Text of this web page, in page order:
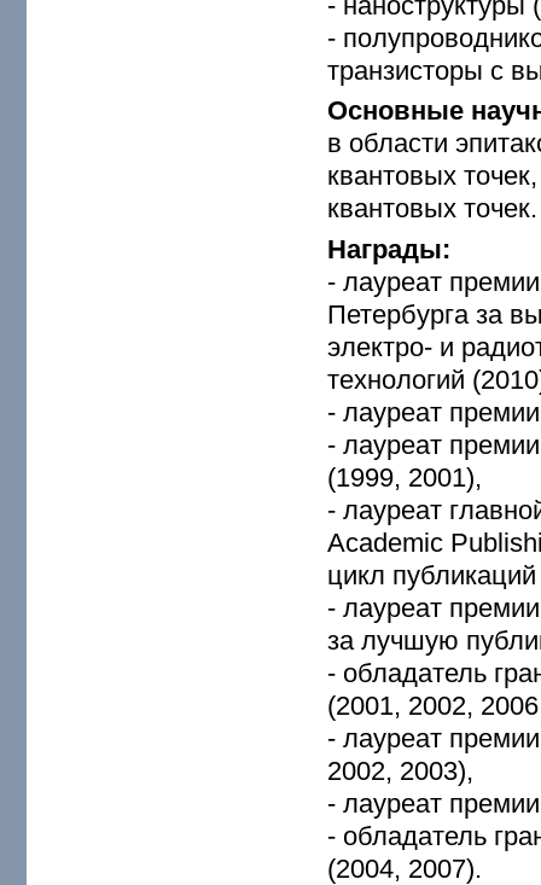
-
транзисторы с
Основные
в области
квантовых
квантовых точек.
Награды:
- лауреат
Петербурга за
электро- и
технологий
- лауреат
- лауреат
(1999, 2001),
- лауреат
Academic
цикл
- лауреат
за лучшую
- обладатель
(2001, 2002,
- лауреат
2002, 2003),
- лауреат
- обладатель
(2004, 2007).